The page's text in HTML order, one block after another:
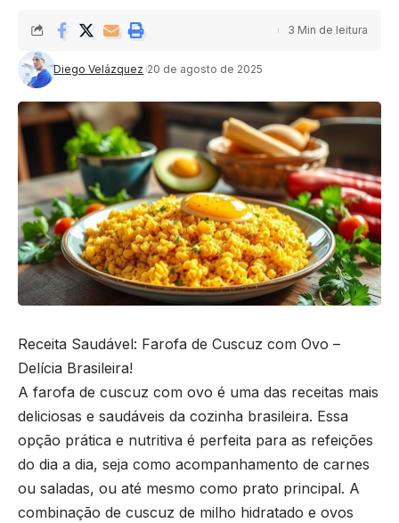
Diego Velázquez 20 de agosto de 2025
3 Min de leitura
Receita Saudável: Farofa de Cuscuz com Ovo –
Delícia Brasileira!
A farofa de cuscuz com ovo é uma das receitas mais
deliciosas e saudáveis da cozinha brasileira. Essa
opção prática e nutritiva é perfeita para as refeições
do dia a dia, seja como acompanhamento de carnes
ou saladas, ou até mesmo como prato principal. A
combinação de cuscuz de milho hidratado e ovos